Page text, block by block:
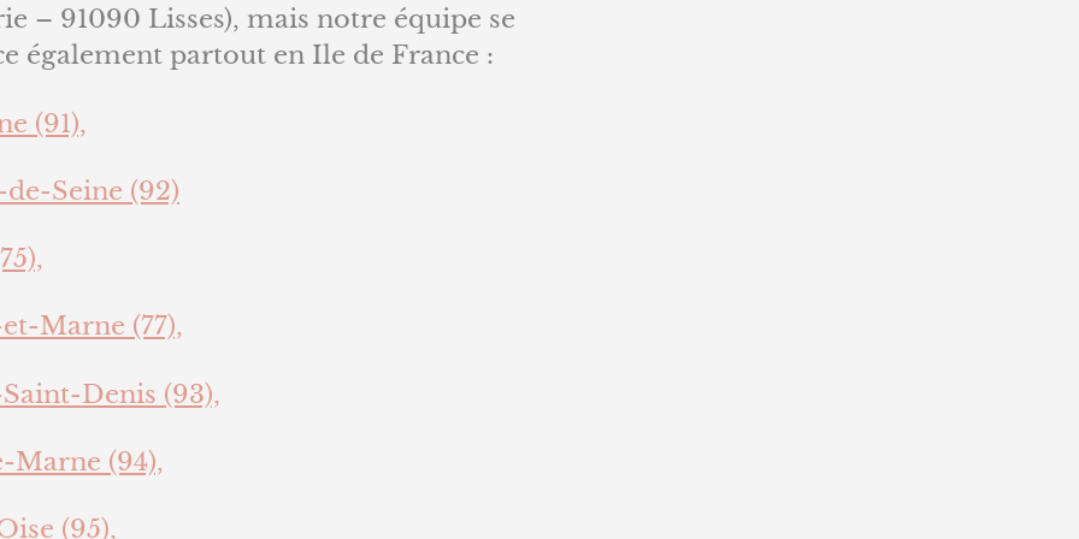
– 91090 Lisses), mais notre équipe se
également partout en Ile de France :
(91),
Seine (92)
Marne (77),
Denis (93),
Marne (94),
(95),